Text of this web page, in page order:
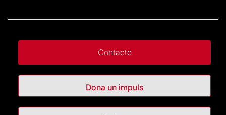
Contacte
Dona un impuls